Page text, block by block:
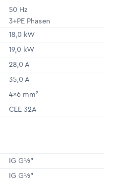
50 Hz
3+PE Phasen
18,0 kW
19,0 kW
28,0 A
35,0 A
4x6 mm²
CEE 32A
IG G½"
IG G½"